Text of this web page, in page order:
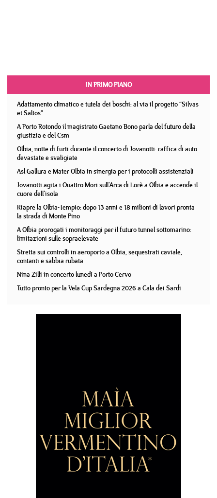
IN PRIMO PIANO
Adattamento climatico e tutela dei boschi: al via il progetto “Silvas
et Saltos”
A Porto Rotondo il magistrato Gaetano Bono parla del futuro della
giustizia e del Csm
Olbia, notte di furti durante il concerto di Jovanotti: raffica di auto
devastate e svaligiate
Asl Gallura e Mater Olbia in sinergia per i protocolli assistenziali
Jovanotti agita i Quattro Mori sull'Arca di Lorè a Olbia e accende il
cuore dell'isola
Riapre la Olbia-Tempio: dopo 13 anni e 18 milioni di lavori pronta
la strada di Monte Pino
A Olbia prorogati i monitoraggi per il futuro tunnel sottomarino:
limitazioni sulle sopraelevate
Stretta sui controlli in aeroporto a Olbia, sequestrati caviale,
contanti e sabbia rubata
Nina Zilli in concerto lunedì a Porto Cervo
Tutto pronto per la Vela Cup Sardegna 2026 a Cala dei Sardi